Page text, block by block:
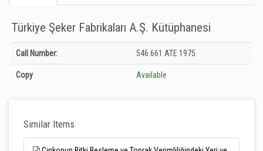
Türkiye Şeker Fabrikaları A.Ş. Kütüphanesi
Holdings details from Türkiye Şeker Fabrikaları A.Ş. Kütüphanesi: Unknown
Call Number: 546.661 ATE 1975
Copy Available
Similar Items